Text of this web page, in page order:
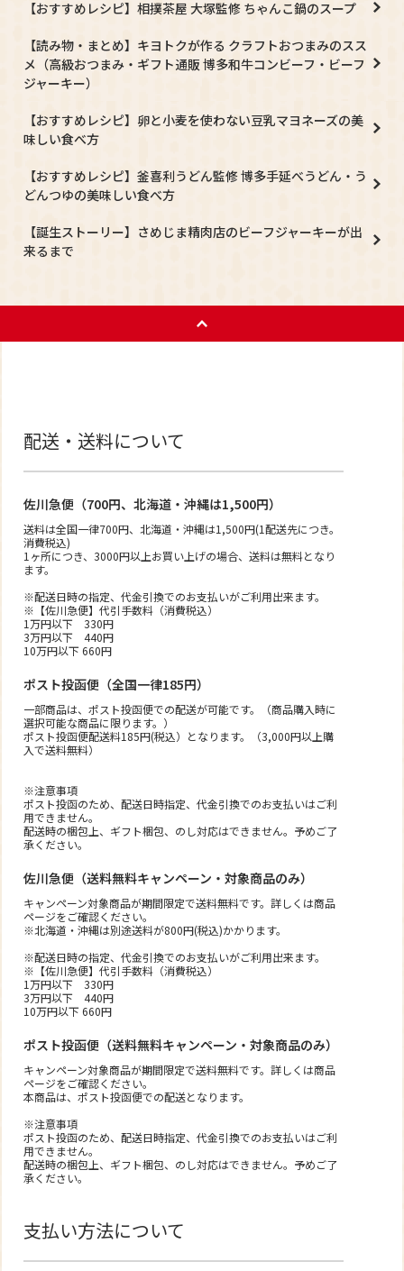
【おすすめレシピ】相撲茶屋 大塚監修 ちゃんこ鍋のスープ
【読み物・まとめ】キヨトクが作る クラフトおつまみのスス
メ（高級おつまみ・ギフト通販 博多和牛コンビーフ・ビーフ
ジャーキー）
【おすすめレシピ】卵と小麦を使わない豆乳マヨネーズの美
味しい食べ方
【おすすめレシピ】釜喜利うどん監修 博多手延べうどん・う
どんつゆの美味しい食べ方
【誕生ストーリー】さめじま精肉店のビーフジャーキーが出
来るまで
配送・送料について
佐川急便（700円、北海道・沖縄は1,500円）
送料は全国一律700円、北海道・沖縄は1,500円(1配送先につき。
消費税込)
1ヶ所につき、3000円以上お買い上げの場合、送料は無料となり
ます。
※配送日時の指定、代金引換でのお支払いがご利用出来ます。
※【佐川急便】代引手数料（消費税込）
1万円以下 330円
3万円以下 440円
10万円以下 660円
ポスト投函便（全国一律185円）
一部商品は、ポスト投函便での配送が可能です。（商品購入時に
選択可能な商品に限ります。）
ポスト投函便配送料185円(税込）となります。（3,000円以上購
入で送料無料）
※注意事項
ポスト投函のため、配送日時指定、代金引換でのお支払いはご利
用できません。
配送時の梱包上、ギフト梱包、のし対応はできません。予めご了
承ください。
佐川急便（送料無料キャンペーン・対象商品のみ）
キャンペーン対象商品が期間限定で送料無料です。詳しくは商品
ページをご確認ください。
※北海道・沖縄は別途送料が800円(税込)かかります。
※配送日時の指定、代金引換でのお支払いがご利用出来ます。
※【佐川急便】代引手数料（消費税込）
1万円以下 330円
3万円以下 440円
10万円以下 660円
ポスト投函便（送料無料キャンペーン・対象商品のみ）
キャンペーン対象商品が期間限定で送料無料です。詳しくは商品
ページをご確認ください。
本商品は、ポスト投函便での配送となります。
※注意事項
ポスト投函のため、配送日時指定、代金引換でのお支払いはご利
用できません。
配送時の梱包上、ギフト梱包、のし対応はできません。予めご了
承ください。
支払い方法について